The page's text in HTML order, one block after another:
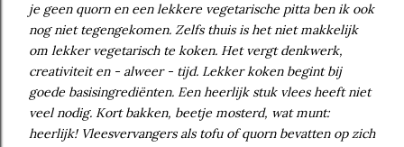
je geen quorn en een lekkere vegetarische pitta ben ik ook
nog niet tegengekomen. Zelfs thuis is het niet makkelijk
om lekker vegetarisch te koken. Het vergt denkwerk,
creativiteit en - alweer - tijd. Lekker koken begint bij
goede basisingrediënten. Een heerlijk stuk vlees heeft niet
veel nodig. Kort bakken, beetje mosterd, wat munt:
heerlijk! Vleesvervangers als tofu of quorn bevatten op zich